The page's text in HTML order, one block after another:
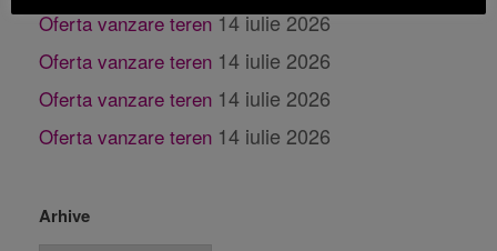
Oferta vanzare teren 14 iulie 2026
Oferta vanzare teren 14 iulie 2026
Oferta vanzare teren 14 iulie 2026
Oferta vanzare teren 14 iulie 2026
Arhive